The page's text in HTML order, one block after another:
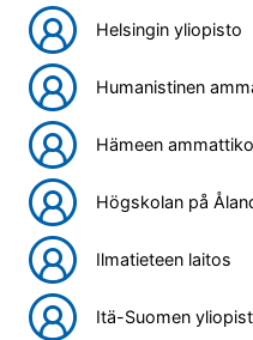
Helsingin yliopisto
Humanistinen
Hämeen
Högskolan på
Ilmatieteen laitos
Itä-Suomen